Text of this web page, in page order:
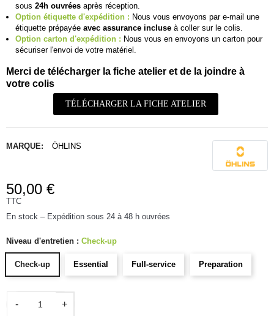
sous 24h ouvrées après réception.
Option étiquette d'expédition : Nous vous envoyons par e-mail une
étiquette prépayée avec assurance incluse à coller sur le colis.
Option carton d'expédition : Nous vous en envoyons un carton pour
sécuriser l'envoi de votre matériel.
Merci de télécharger la fiche atelier et de la joindre à
votre colis
TÉLÉCHARGER LA FICHE ATELIER
MARQUE: ÖHLINS
50,00 €
TTC
En stock – Expédition sous 24 à 48 h ouvrées
Niveau d'entretien : Check-up
Check-up Essential Full-service Preparation
- +